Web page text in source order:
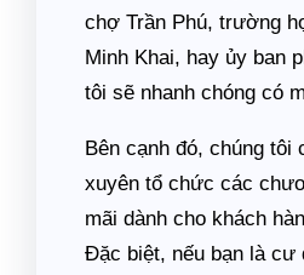
chợ Trần Phú, trường
Minh Khai, hay ủy ban
tôi sẽ nhanh chóng có
Bên cạnh đó, chúng tôi
xuyên tổ chức các
mãi dành cho khách
Đặc biệt, nếu bạn là cư